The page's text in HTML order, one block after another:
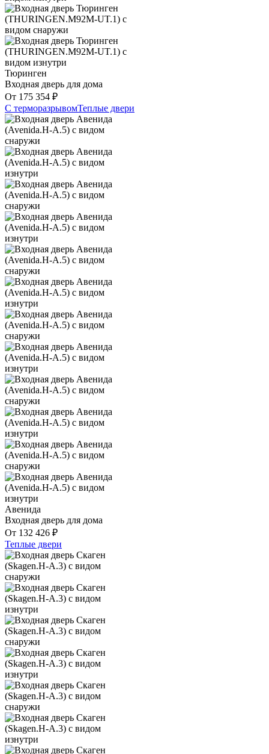
Тюринген
Входная дверь для дома
От 175 354 ₽
С терморазрывомТеплые двери
Авенида
Входная дверь для дома
От 132 426 ₽
Теплые двери